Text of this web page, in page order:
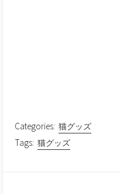
Categories: 猫グッズ
Tags: 猫グッズ